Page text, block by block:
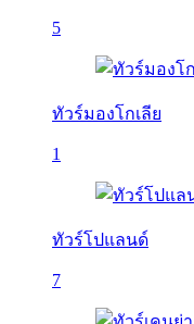
5
ทัวร์มองโกเลีย
1
ทัวร์โปแลนด์
7